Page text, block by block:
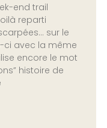
end trail
reparti
sur le
ci avec la même
encore le mot
histoire de